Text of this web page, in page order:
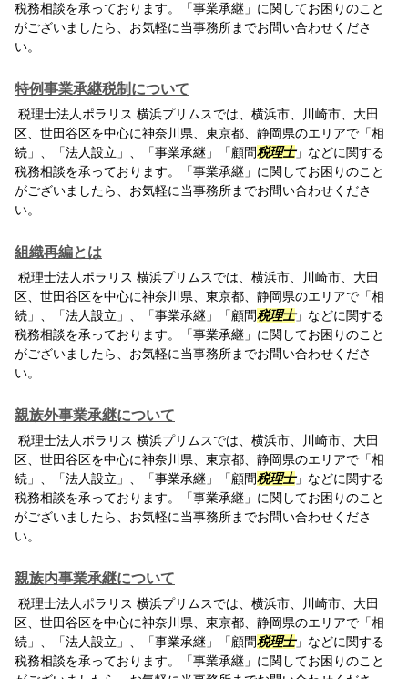
税務相談を承っております。「事業承継」に関してお困りのこと
がございましたら、お気軽に当事務所までお問い合わせくださ
い。
特例事業承継税制について
税理士法人ポラリス 横浜プリムスでは、横浜市、川崎市、大田
区、世田谷区を中心に神奈川県、東京都、静岡県のエリアで「相
続」、「法人設立」、「事業承継」「顧問税理士」などに関する
税務相談を承っております。「事業承継」に関してお困りのこと
がございましたら、お気軽に当事務所までお問い合わせくださ
い。
組織再編とは
税理士法人ポラリス 横浜プリムスでは、横浜市、川崎市、大田
区、世田谷区を中心に神奈川県、東京都、静岡県のエリアで「相
続」、「法人設立」、「事業承継」「顧問税理士」などに関する
税務相談を承っております。「事業承継」に関してお困りのこと
がございましたら、お気軽に当事務所までお問い合わせくださ
い。
親族外事業承継について
税理士法人ポラリス 横浜プリムスでは、横浜市、川崎市、大田
区、世田谷区を中心に神奈川県、東京都、静岡県のエリアで「相
続」、「法人設立」、「事業承継」「顧問税理士」などに関する
税務相談を承っております。「事業承継」に関してお困りのこと
がございましたら、お気軽に当事務所までお問い合わせくださ
い。
親族内事業承継について
税理士法人ポラリス 横浜プリムスでは、横浜市、川崎市、大田
区、世田谷区を中心に神奈川県、東京都、静岡県のエリアで「相
続」、「法人設立」、「事業承継」「顧問税理士」などに関する
税務相談を承っております。「事業承継」に関してお困りのこと